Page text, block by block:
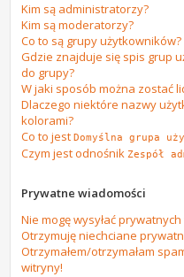
Kim są administratorzy?
Kim są moderatorzy?
Co to są grupy użytkowników?
Gdzie znajduje się spis grup
do grupy?
W jaki sposób można zostać
Dlaczego niektóre nazwy
kolorami?
Co to jestDomyślna grupa
Czym jest odnośnikZespół
Prywatne wiadomości
Nie mogę wysyłać
Otrzymuję niechciane
Otrzymałem/otrzymałam
witryny!